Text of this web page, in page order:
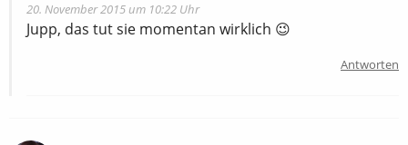
20. November 2015 um 10:22 Uhr
Jupp, das tut sie momentan wirklich 😉
Antworten